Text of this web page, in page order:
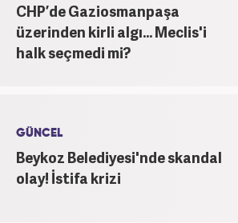
CHP’de Gaziosmanpaşa
üzerinden kirli algı... Meclis'i
halk seçmedi mi?
GÜNCEL
Beykoz Belediyesi'nde skandal
olay! İstifa krizi